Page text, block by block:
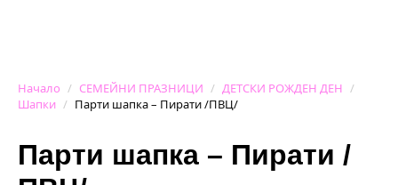
Начало СЕМЕЙНИ ПРАЗНИЦИ
ДЕТСКИ РОЖДЕН ДЕН
Шапки
Парти шапка – Пирати /ПВЦ/
Парти шапка – Пирати /